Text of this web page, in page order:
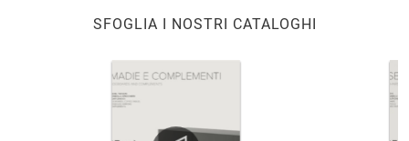
SFOGLIA I NOSTRI CATALOGHI